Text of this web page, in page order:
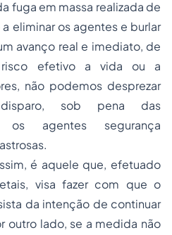
fuga em massa realizada de
eliminar os agentes e burlar
avanço real e imediato, de
efetivo a vida ou a
não podemos desprezar
sob pena das
os agentes segurança
é aquele que, efetuado
visa fazer com que o
da intenção de continuar
outro lado, se a medida não